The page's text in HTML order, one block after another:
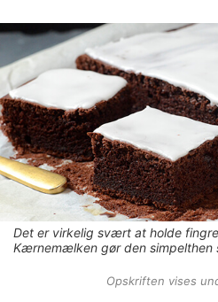
Det er virkelig svært at holde
Kærnemælken gør den simpelthen
Opskriften vises